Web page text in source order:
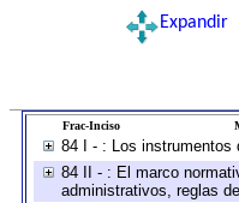
Expandir
Frac-Inciso
84 I - : Los instrumentos
84 II - : El marco
administrativos, reglas